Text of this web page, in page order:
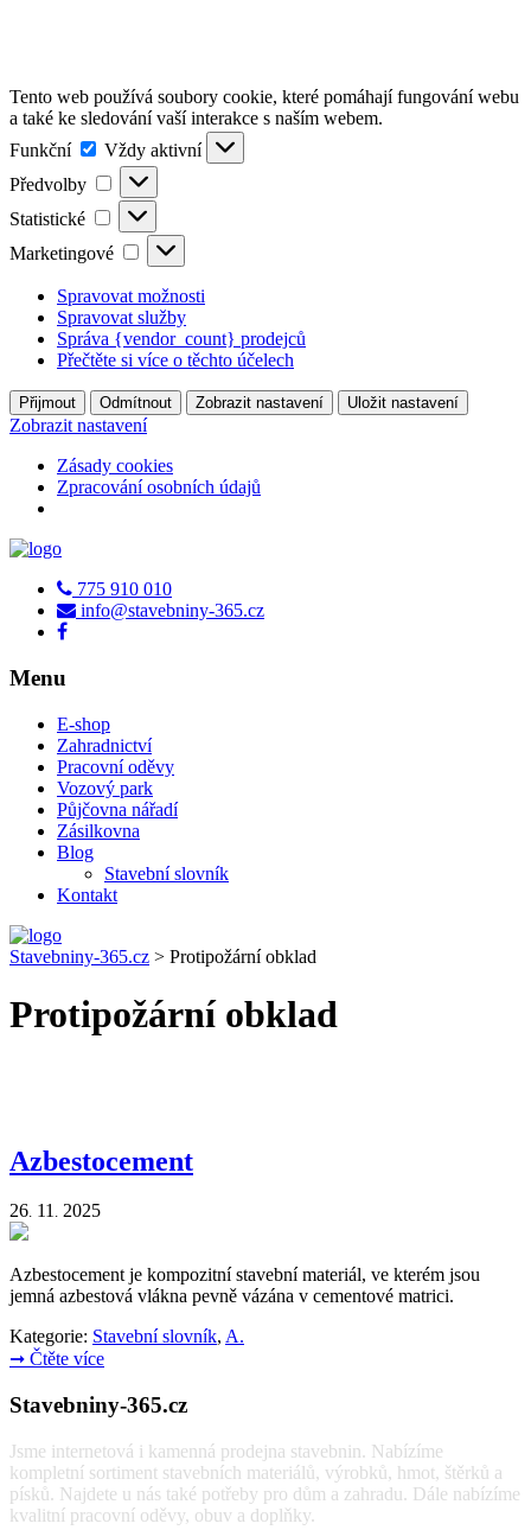
Tento web používá soubory cookie, které pomáhají fungování webu
a také ke sledování vaší interakce s naším webem.
Funkční
Funkční
Vždy aktivní
Předvolby
Předvolby
Statistické
Statistické
Marketingové
Marketingové
Spravovat možnosti
Spravovat služby
Správa {vendor_count} prodejců
Přečtěte si více o těchto účelech
Přijmout Odmítnout Zobrazit nastavení Uložit nastavení
Zobrazit nastavení
Zásady cookies
Zpracování osobních údajů
775 910 010
info@stavebniny-365.cz
Menu
E-shop
Zahradnictví
Pracovní oděvy
Vozový park
Půjčovna nářadí
Zásilkovna
Blog
Stavební slovník
Kontakt
Stavebniny-365.cz > Protipožární obklad
Protipožární obklad
Azbestocement
26. 11. 2025
Azbestocement je kompozitní stavební materiál, ve kterém jsou
jemná azbestová vlákna pevně vázána v cementové matrici.
Kategorie: Stavební slovník, A.
➞ Čtěte více
Stavebniny-365.cz
Jsme internetová i kamenná prodejna stavebnin. Nabízíme
kompletní sortiment stavebních materiálů, výrobků, hmot, štěrků a
písků. Najdete u nás také potřeby pro dům a zahradu. Dále nabízíme
kvalitní pracovní oděvy, obuv a doplňky.